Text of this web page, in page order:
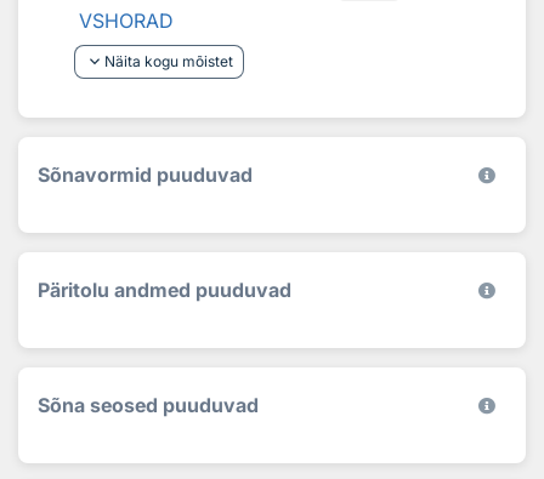
VSHORAD
keyboard_arrow_down Näita kogu mõistet
Sõnavormid puuduvad
Päritolu andmed puuduvad
Sõna seosed puuduvad